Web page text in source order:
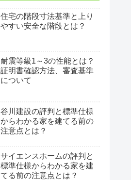
住宅の階段寸法基準と上り
やすい安全な階段とは？
耐震等級1～3の性能とは？
証明書確認方法、審査基準
について
谷川建設の評判と標準仕様
からわかる家を建てる前の
注意点とは？
サイエンスホームの評判と
標準仕様からわかる家を建
てる前の注意点とは？